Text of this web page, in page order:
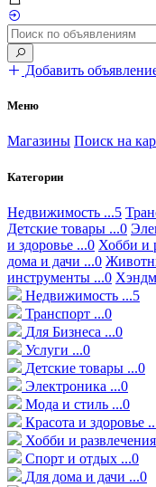
Добавить
Меню
Магазины Поиск на
Категории
Недвижимость ...5
Детские товары ...0
и здоровье ...0 Хобби и
дома и дачи ...0
инструменты ...0
Недвижимость ...5
Транспорт ...0
Для Бизнеса ...0
Услуги ...0
Детские товары ...0
Электроника ...0
Мода и стиль ...0
Красота и здоровье
Хобби и
Спорт и отдых ...0
Для дома и дачи ...0